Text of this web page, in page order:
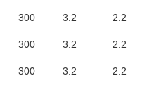
300 3.2 2.2
300 3.2 2.2
300 3.2 2.2